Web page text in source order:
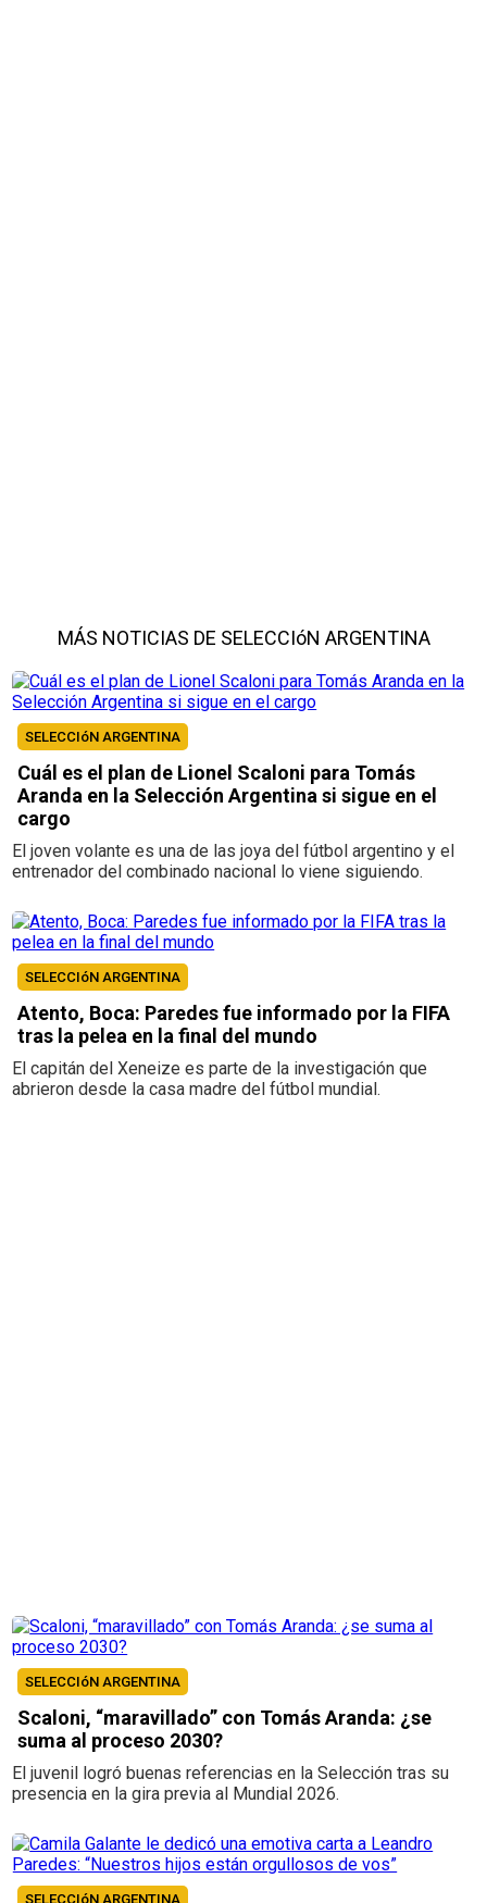
MÁS NOTICIAS DE SELECCIóN ARGENTINA
SELECCIóN ARGENTINA
Cuál es el plan de Lionel Scaloni para Tomás
Aranda en la Selección Argentina si sigue en el
cargo
El joven volante es una de las joya del fútbol argentino y el
entrenador del combinado nacional lo viene siguiendo.
SELECCIóN ARGENTINA
Atento, Boca: Paredes fue informado por la FIFA
tras la pelea en la final del mundo
El capitán del Xeneize es parte de la investigación que
abrieron desde la casa madre del fútbol mundial.
SELECCIóN ARGENTINA
Scaloni, “maravillado” con Tomás Aranda: ¿se
suma al proceso 2030?
El juvenil logró buenas referencias en la Selección tras su
presencia en la gira previa al Mundial 2026.
SELECCIóN ARGENTINA